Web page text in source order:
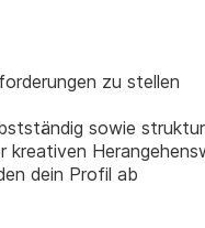
zu stellen
sowie
dein Profil ab